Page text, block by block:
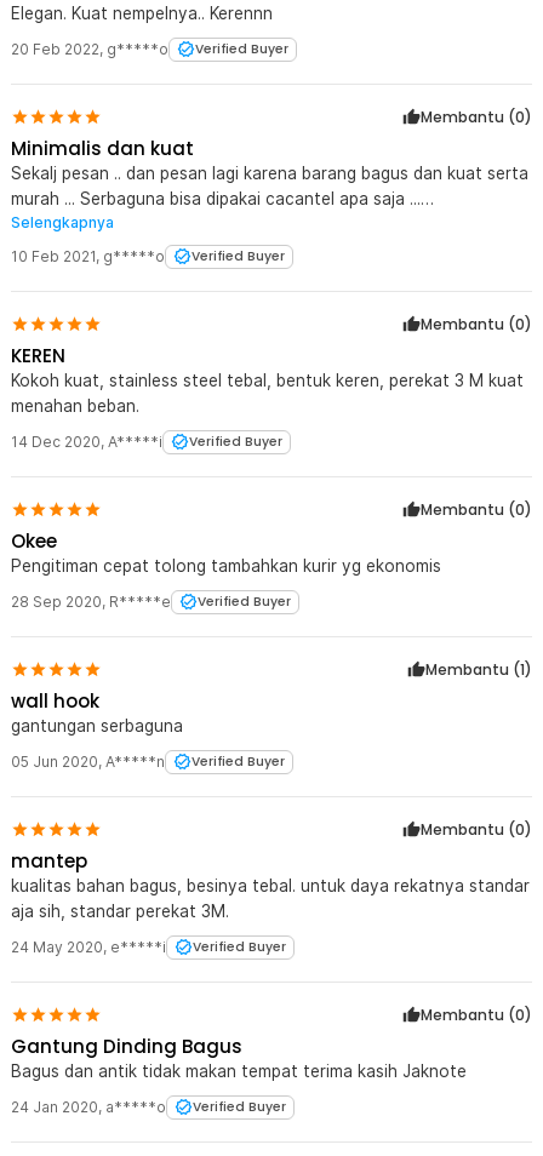
Elegan. Kuat nempelnya.. Kerennn
20 Feb 2022, g*****o Verified Buyer
Membantu (0)
Minimalis dan kuat
Sekalj pesan .. dan pesan lagi karena barang bagus dan kuat serta
murah ... Serbaguna bisa dipakai cacantel apa saja ...
Makanyansaya pesan lagi ke jaknote JKT barat .. karena Bandung
habis .. tks jaknote ...
Selengkapnya
10 Feb 2021, g*****o Verified Buyer
Membantu (0)
KEREN
Kokoh kuat, stainless steel tebal, bentuk keren, perekat 3 M kuat
menahan beban.
14 Dec 2020, A*****i Verified Buyer
Membantu (0)
Okee
Pengitiman cepat tolong tambahkan kurir yg ekonomis
28 Sep 2020, R*****e Verified Buyer
Membantu (1)
wall hook
gantungan serbaguna
05 Jun 2020, A*****n Verified Buyer
Membantu (0)
mantep
kualitas bahan bagus, besinya tebal. untuk daya rekatnya standar
aja sih, standar perekat 3M.
24 May 2020, e*****i Verified Buyer
Membantu (0)
Gantung Dinding Bagus
Bagus dan antik tidak makan tempat terima kasih Jaknote
24 Jan 2020, a*****o Verified Buyer